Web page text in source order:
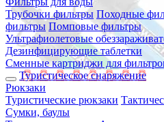
Трубочки фильтры Походные
фильтры Помповые фильтры
Ультрафиолетовые
Дезинфицирующие таблетки
Сменные картриджи для
Туристическое снаряжение
Рюкзаки
Туристические рюкзаки
Сумки, баулы